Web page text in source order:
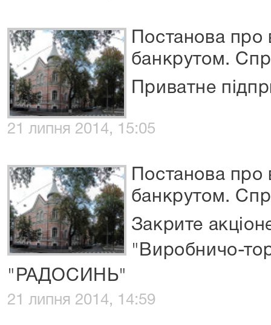
Постанова
банкрутом.
Приватне
21 липня 2014, 15:05
Постанова
банкрутом.
Закрите
"Виробничо-
"РАДОСИНЬ"
21 липня 2014, 14:59